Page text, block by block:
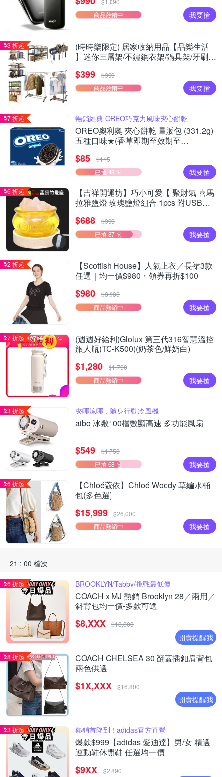
$1,090
商品熱銷中
我要搶
3 折起
(時時樂限定) 居家收納用品【品樂生活
】迷你三層架/不鏽鋼衣架/鍋具架/牙刷
$399
$999
商品熱銷中
我要搶
7 折起 暢銷經典 OREO巧克力風味夾心餅乾
OREO奧利奧 夾心餅乾 量販包 (331.2g)
五種口味★(香草即期至效期至
$85
$115
已搶 43 ％
我要搶
6 折起
【吉祥開運坊】巧小可愛【 聚財氣 喜馬
拉雅鹽燈 玫瑰鹽燈組合 1pcs 附USB燈
$688
$999
已搶 87 ％
我要搶
2 折起
【Scottish House】人氣上衣／長裙3款
任選｜均一價$980・領券再折$100
$980
$3,980
商品熱銷中
我要搶
7 折起
(週週好給利)Glolux 第三代316智慧溫控
旅人瓶(TC-K500)(奶茶色/鮮奶白)
$1,280
$1,790
商品熱銷中
我要搶
3 折起 夾哪涼哪，隨身行動冷風機
aibo 冰敷100檔數顯高速 多功能風扇
$549
$1,750
已搶 68 ％
我要搶
6 折起
【Chloé蔻依】Chloé Woody 草編水桶
包(多色選)
$15,999
$26,000
商品熱銷中
我要搶
21 : 00 檔次
6 折起 BROOKLYN/Tabby/挑戰最低價
COACH x MJ 熱銷 Brooklyn 28／兩用／
斜背包均一價-多款可選
$8,XXX $13,800
開賣提醒我
8 折起
COACH CHELSEA 30 翻蓋插釦肩背包
兩色供選
$1X,XXX $16,800
開賣提醒我
3 折起 熱銷首降到！adidas官方直營
爆款$999【adidas 愛迪達】男/女 精選
運動鞋休閒鞋 任選均一價
$9XX $2,890